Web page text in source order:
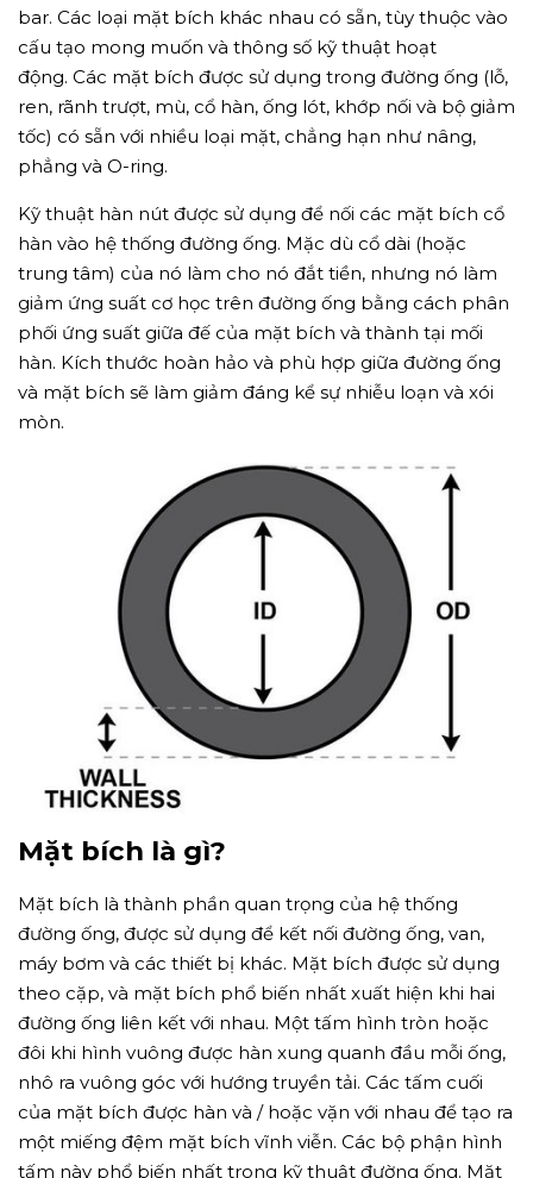
bar. Các loại mặt bích khác nhau có sẵn, tùy thuộc vào
cấu tạo mong muốn và thông số kỹ thuật hoạt
động. Các mặt bích được sử dụng trong đường ống (lỗ,
ren, rãnh trượt, mù, cổ hàn, ống lót, khớp nối và bộ giảm
tốc) có sẵn với nhiều loại mặt, chẳng hạn như nâng,
phẳng và O-ring.
Kỹ thuật hàn nút được sử dụng để nối các mặt bích cổ
hàn vào hệ thống đường ống. Mặc dù cổ dài (hoặc
trung tâm) của nó làm cho nó đắt tiền, nhưng nó làm
giảm ứng suất cơ học trên đường ống bằng cách phân
phối ứng suất giữa đế của mặt bích và thành tại mối
hàn. Kích thước hoàn hảo và phù hợp giữa đường ống
và mặt bích sẽ làm giảm đáng kể sự nhiễu loạn và xói
mòn.
Mặt bích là gì?
Mặt bích là thành phần quan trọng của hệ thống
đường ống, được sử dụng để kết nối đường ống, van,
máy bơm và các thiết bị khác. Mặt bích được sử dụng
theo cặp, và mặt bích phổ biến nhất xuất hiện khi hai
đường ống liên kết với nhau. Một tấm hình tròn hoặc
đôi khi hình vuông được hàn xung quanh đầu mỗi ống,
nhô ra vuông góc với hướng truyền tải. Các tấm cuối
của mặt bích được hàn và / hoặc vặn với nhau để tạo ra
một miếng đệm mặt bích vĩnh viễn. Các bộ phận hình
tấm này phổ biến nhất trong kỹ thuật đường ống. Mặt